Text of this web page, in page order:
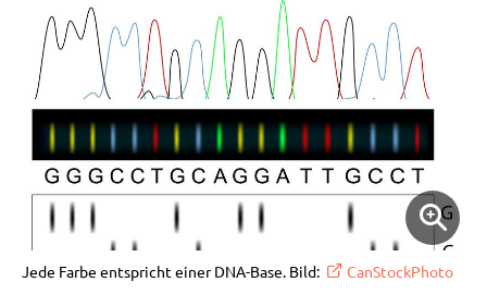
Jede Farbe entspricht einer DNA-Base. Bild: CanStockPhoto